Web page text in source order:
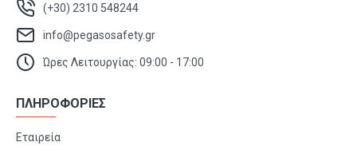
(+30) 2310 548244
info@pegasosafety.gr
Ώρες Λειτουργίας: 09:00 - 17:00
ΠΛΗΡΟΦΟΡΙΕΣ
Εταιρεία